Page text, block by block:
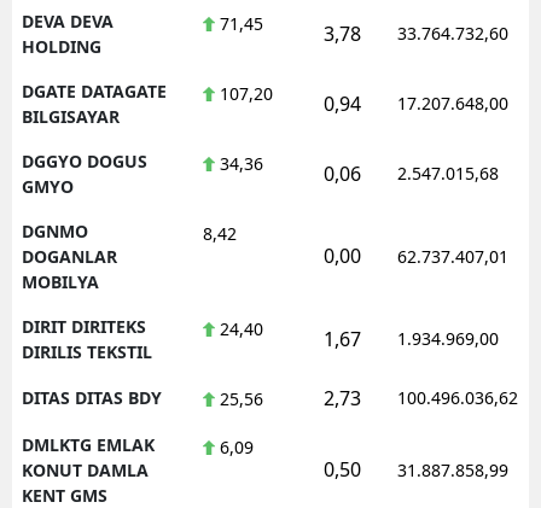
DEVA DEVA
HOLDING
71,45 3,78 33.764.732,60
DGATE DATAGATE
BILGISAYAR
107,20 0,94 17.207.648,00
DGGYO DOGUS
GMYO
34,36 0,06 2.547.015,68
DGNMO
DOGANLAR
MOBILYA
8,42
0,00 62.737.407,01
DIRIT DIRITEKS
DIRILIS TEKSTIL
24,40 1,67 1.934.969,00
DITAS DITAS BDY 25,56 2,73 100.496.036,62
DMLKTG EMLAK
KONUT DAMLA
KENT GMS
6,09
0,50 31.887.858,99